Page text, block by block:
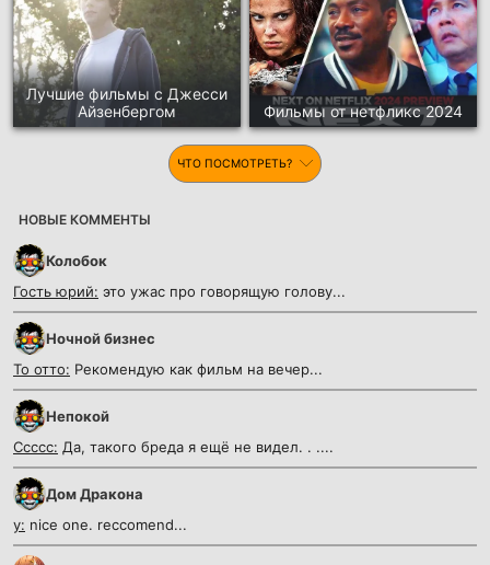
Лучшие фильмы с Джесси
Айзенбергом
Фильмы от нетфликс 2024
ЧТО ПОСМОТРЕТЬ?
НОВЫЕ КОММЕНТЫ
Колобок
Гость юрий: это ужас про говорящую голову...
Ночной бизнес
То отто: Рекомендую как фильм на вечер...
Непокой
Ссссс: Да, такого бреда я ещё не видел. . ....
Дом Дракона
y: nice one. reccomend...